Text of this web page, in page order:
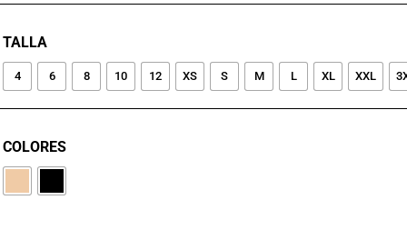
TALLA
4 6 8 10 12 XS S M L XL XXL
COLORES